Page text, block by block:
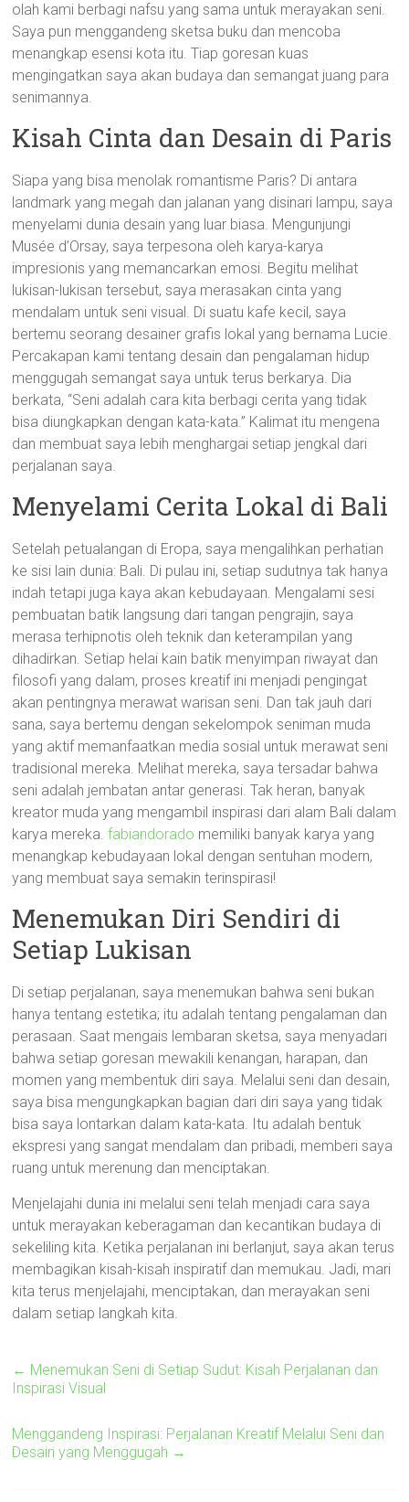
olah kami berbagi nafsu yang sama untuk merayakan seni.
Saya pun menggandeng sketsa buku dan mencoba
menangkap esensi kota itu. Tiap goresan kuas
mengingatkan saya akan budaya dan semangat juang para
senimannya.
Kisah Cinta dan Desain di Paris
Siapa yang bisa menolak romantisme Paris? Di antara
landmark yang megah dan jalanan yang disinari lampu, saya
menyelami dunia desain yang luar biasa. Mengunjungi
Musée d’Orsay, saya terpesona oleh karya-karya
impresionis yang memancarkan emosi. Begitu melihat
lukisan-lukisan tersebut, saya merasakan cinta yang
mendalam untuk seni visual. Di suatu kafe kecil, saya
bertemu seorang desainer grafis lokal yang bernama Lucie.
Percakapan kami tentang desain dan pengalaman hidup
menggugah semangat saya untuk terus berkarya. Dia
berkata, “Seni adalah cara kita berbagi cerita yang tidak
bisa diungkapkan dengan kata-kata.” Kalimat itu mengena
dan membuat saya lebih menghargai setiap jengkal dari
perjalanan saya.
Menyelami Cerita Lokal di Bali
Setelah petualangan di Eropa, saya mengalihkan perhatian
ke sisi lain dunia: Bali. Di pulau ini, setiap sudutnya tak hanya
indah tetapi juga kaya akan kebudayaan. Mengalami sesi
pembuatan batik langsung dari tangan pengrajin, saya
merasa terhipnotis oleh teknik dan keterampilan yang
dihadirkan. Setiap helai kain batik menyimpan riwayat dan
filosofi yang dalam, proses kreatif ini menjadi pengingat
akan pentingnya merawat warisan seni. Dan tak jauh dari
sana, saya bertemu dengan sekelompok seniman muda
yang aktif memanfaatkan media sosial untuk merawat seni
tradisional mereka. Melihat mereka, saya tersadar bahwa
seni adalah jembatan antar generasi. Tak heran, banyak
kreator muda yang mengambil inspirasi dari alam Bali dalam
karya mereka.fabiandorado memiliki banyak karya yang
menangkap kebudayaan lokal dengan sentuhan modern,
yang membuat saya semakin terinspirasi!
Menemukan Diri Sendiri di
Setiap Lukisan
Di setiap perjalanan, saya menemukan bahwa seni bukan
hanya tentang estetika; itu adalah tentang pengalaman dan
perasaan. Saat mengais lembaran sketsa, saya menyadari
bahwa setiap goresan mewakili kenangan, harapan, dan
momen yang membentuk diri saya. Melalui seni dan desain,
saya bisa mengungkapkan bagian dari diri saya yang tidak
bisa saya lontarkan dalam kata-kata. Itu adalah bentuk
ekspresi yang sangat mendalam dan pribadi, memberi saya
ruang untuk merenung dan menciptakan.
Menjelajahi dunia ini melalui seni telah menjadi cara saya
untuk merayakan keberagaman dan kecantikan budaya di
sekeliling kita. Ketika perjalanan ini berlanjut, saya akan terus
membagikan kisah-kisah inspiratif dan memukau. Jadi, mari
kita terus menjelajahi, menciptakan, dan merayakan seni
dalam setiap langkah kita.
← Menemukan Seni di Setiap Sudut: Kisah Perjalanan dan
Inspirasi Visual
Menggandeng Inspirasi: Perjalanan Kreatif Melalui Seni dan
Desain yang Menggugah →